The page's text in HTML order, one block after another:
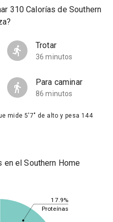
310 Calorías de Southern
Trotar
36 minutos
Para caminar
86 minutos
mide 5'7" de alto y pesa 144
en el Southern Home
17.9%
Proteínas